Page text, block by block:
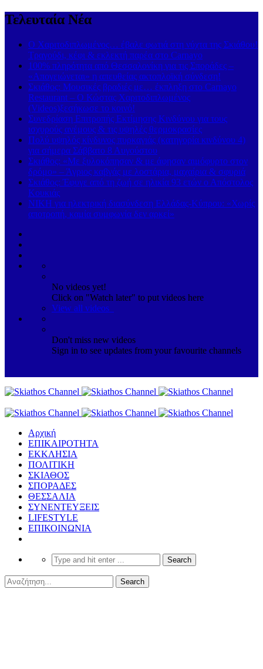
Τελευταία Νέα
Ο Χαριτοδιπλωμένος… έβαλε φωτιά στη νύχτα της Σκιάθου!
Τραγούδι, κέφι & εκλεκτή παρέα στο Carnayo
100% πληρότητα από Θεσσαλονίκη για τις Σποράδες –
«Απογειώνεται» η απευθείας ακτοπλοϊκή σύνδεση!
Σκιάθος: Μουσικές βραδιές με… έκπληξη στο Carnayo
Restaurant – Ο Κώστας Χαριτοδιπλωμένος
(Videos)ξεσήκωσε το κοινό!
Συνεδρίαση Επιτροπής Εκτίμησης Κινδύνου για τους
ισχυρούς ανέμους & τις υψηλές θερμοκρασίες
Πολύ υψηλός κίνδυνος πυρκαγιάς (κατηγορία κινδύνου 4)
για σήμερα Σάββατο 8 Αυγούστου
Σκιάθος: «Με ξυλοκόπησαν & με άφησαν αιμόφυρτο στον
δρόμο» – Άγριος καβγάς με λοστάρια, μαχαίρια & σφυριά
Σκιάθος: Έφυγε από τη ζωή σε ηλικία 93 ετών ο Απόστολος
Κουκιάς
ΝΙΚΗ για ηλεκτρική διασύνδεση Ελλάδας-Κύπρου: «Χωρίς
αποτροπή, καμία συμφωνία δεν αρκεί»
No videos yet!
Click on "Watch later" to put videos here
View all videos
Don't miss new videos
Sign in to see updates from your favourite channels
Αρχική
ΕΠΙΚΑΙΡΟΤΗΤΑ
ΕΚΚΛΗΣΙΑ
ΠΟΛΙΤΙΚΗ
ΣΚΙΑΘΟΣ
ΣΠΟΡΑΔΕΣ
ΘΕΣΣΑΛΙΑ
ΣΥΝΕΝΤΕΥΞΕΙΣ
LIFESTYLE
ΕΠΙΚΟΙΝΩΝΙΑ